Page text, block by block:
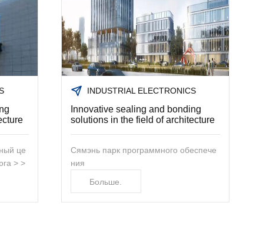
це
> >
INDUSTRIAL ELECTRONICS
Innovative sealing and bonding
solutions in the field of architecture
Сямэнь парк программного обеспече
ния
Больше.